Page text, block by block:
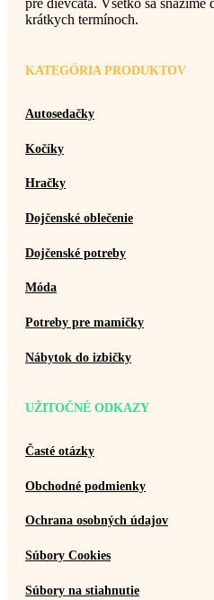
krátkych termínoch.
KATEGÓRIA PRODUKTOV
Autosedačky
Kočíky
Hračky
Dojčenské oblečenie
Dojčenské potreby
Móda
Potreby pre mamičky
Nábytok do izbičky
UŽITOČNÉ ODKAZY
Časté otázky
Obchodné podmienky
Ochrana osobných údajov
Súbory Cookies
Súbory na stiahnutie